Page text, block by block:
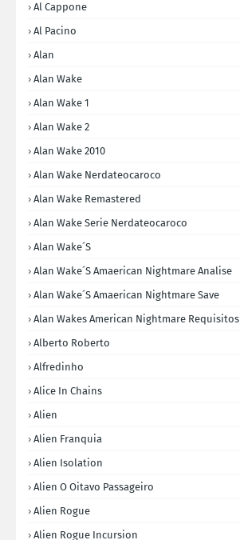
Al Cappone
Al Pacino
Alan
Alan Wake
Alan Wake 1
Alan Wake 2
Alan Wake 2010
Alan Wake Nerdateocaroco
Alan Wake Remastered
Alan Wake Serie Nerdateocaroco
Alan Wake´s
Alan Wake´s Amaerican Nightmare Analise
Alan Wake´s Amaerican Nightmare Save
Alan Wakes American Nightmare Requisitos
Alberto Roberto
Alfredinho
Alice In Chains
Alien
Alien Franquia
Alien Isolation
Alien O Oitavo Passageiro
Alien Rogue
Alien Rogue Incursion